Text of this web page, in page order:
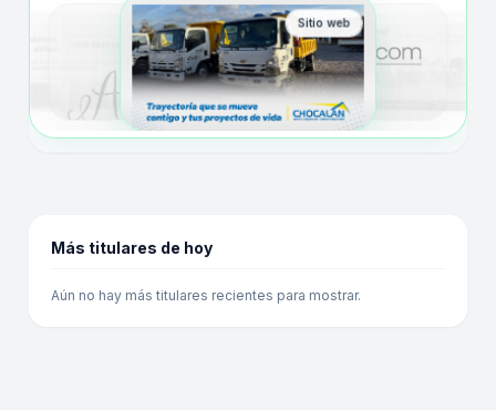
Sitio web
Más titulares de hoy
Aún no hay más titulares recientes para mostrar.